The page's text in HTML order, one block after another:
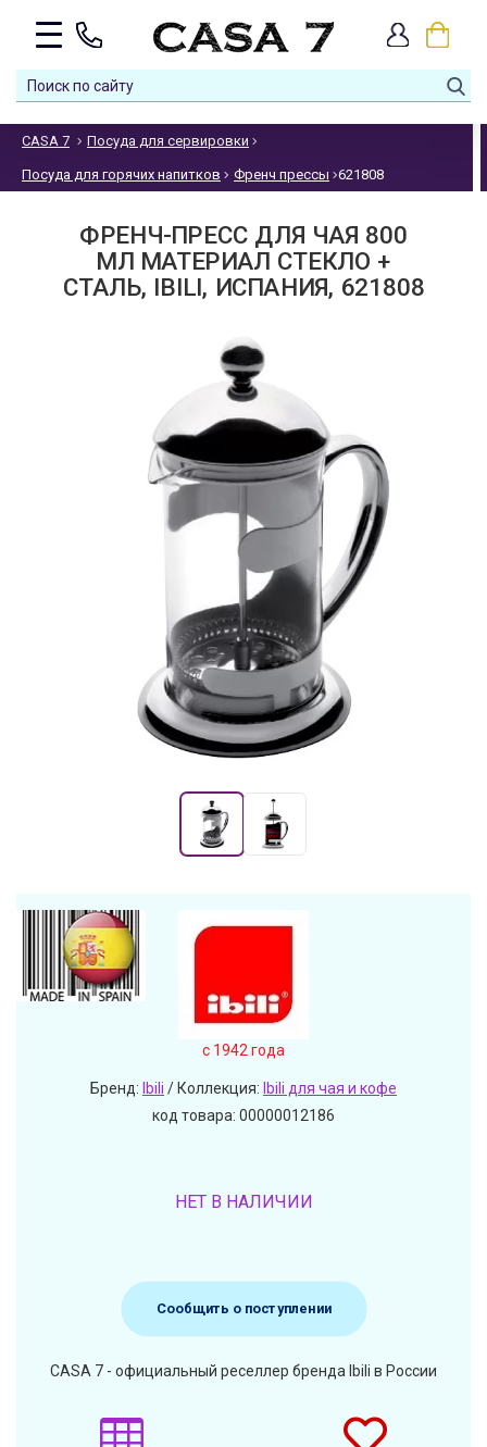
CASA 7 Посуда для сервировки
Посуда для горячих напитков Френч прессы 621808
ФРЕНЧ-ПРЕСС ДЛЯ ЧАЯ 800
МЛ МАТЕРИАЛ СТЕКЛО +
СТАЛЬ, IBILI, ИСПАНИЯ, 621808
c 1942 года
Бренд: Ibili / Коллекция: Ibili для чая и кофе
код товара: 00000012186
НЕТ В НАЛИЧИИ
Сообщить о поступлении
CASA 7 - официальный реселлер бренда Ibili в России